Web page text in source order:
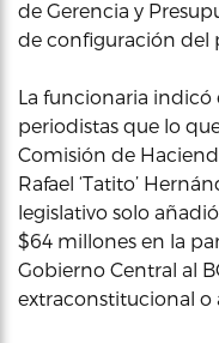
de Gerencia y
de configuración del
La funcionaria
periodistas que lo
Comisión de
Rafael ‘Tatito’
legislativo solo
$64 millones en la
Gobierno Central al
extraconstitucional o